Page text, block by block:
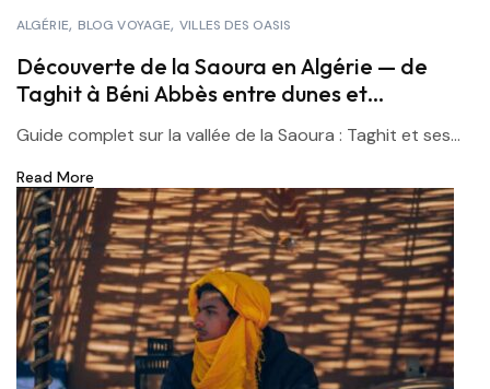
ALGÉRIE BLOG VOYAGE VILLES DES OASIS
Découverte de la Saoura en Algérie — de
Taghit à Béni Abbès entre dunes et
Guide complet sur la vallée de la Saoura : Taghit et ses...
Read More